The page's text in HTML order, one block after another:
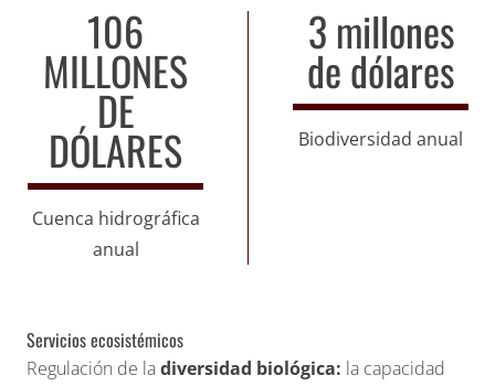
106
MILLONES
DE
DÓLARES
Cuenca hidrográfica
anual
3 millones
de dólares
Biodiversidad anual
Servicios ecosistémicos
Regulación de ladiversidad biológica: la capacidad